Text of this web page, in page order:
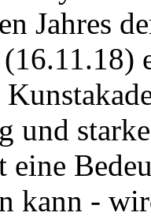
Jahres
und
eine
kann -